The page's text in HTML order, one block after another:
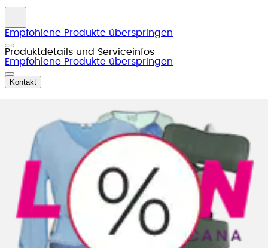
Empfohlene Produkte überspringen
Produktdetails und Serviceinfos
Empfohlene Produkte überspringen
Kontakt
ch
Rufen Sie uns an
0848 85 85 07
täglich von 07.00 bis 22.00 Uhr
Beratung & Tipps
Beratung
Pflegen & Waschen
Größenberatung BH